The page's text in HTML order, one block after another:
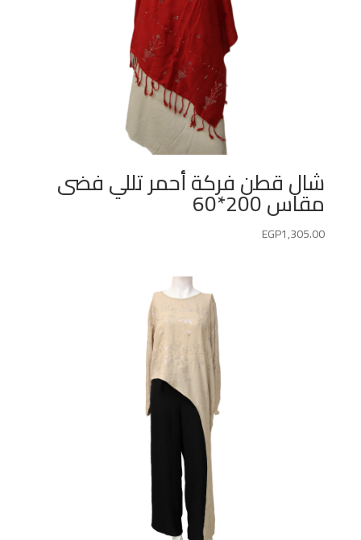
شال قطن فركة أحمر تللي فضى
مقاس 200*60
EGP1,305.00